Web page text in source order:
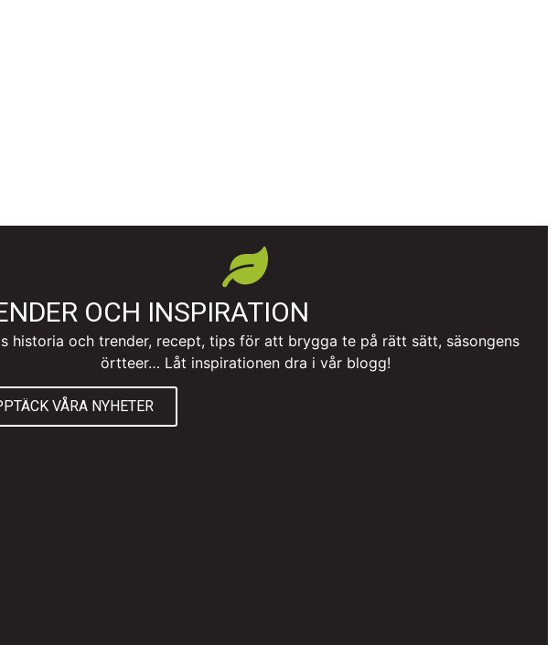
gastronomiska produkter!
OCH INSPIRATION
historia och trender, recept, tips för att brygga te på rätt sätt, säsongens
örtteer… Låt inspirationen dra i vår blogg!
VÅRA NYHETER